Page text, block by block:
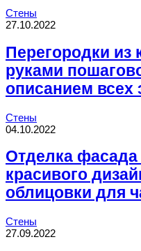
Стены
27.10.2022
Перегородки из
руками
описанием всех
Стены
04.10.2022
Отделка
красивого
облицовки для
Стены
27.09.2022